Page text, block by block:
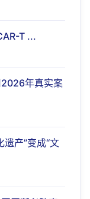
T ...
年真实案
产”变成“文